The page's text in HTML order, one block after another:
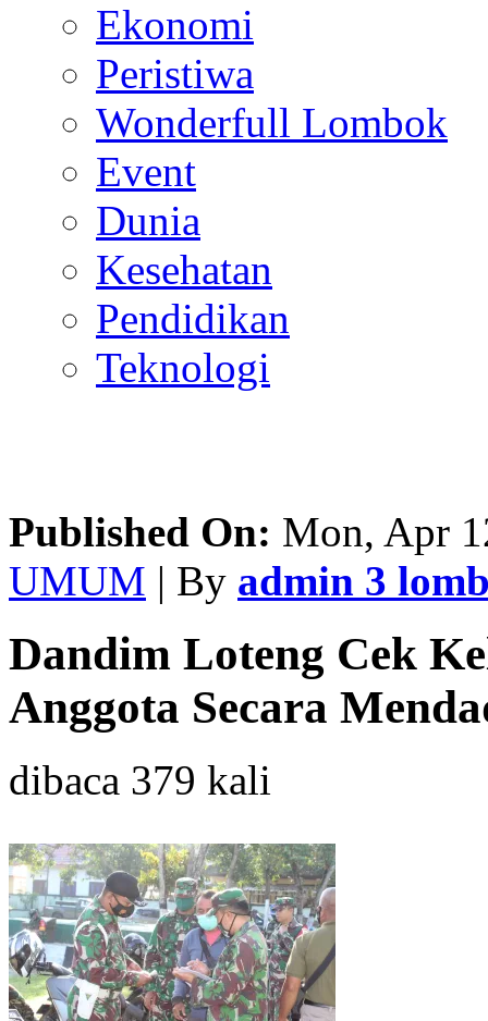
Ekonomi
Peristiwa
Wonderfull Lombok
Event
Dunia
Kesehatan
Pendidikan
Teknologi
Published On: Mon, Apr
UMUM | By admin 3
Dandim Loteng Cek
Anggota Secara
dibaca 379 kali